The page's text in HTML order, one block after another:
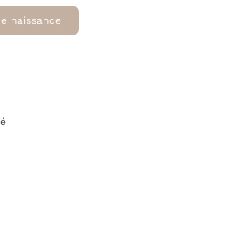
naissance